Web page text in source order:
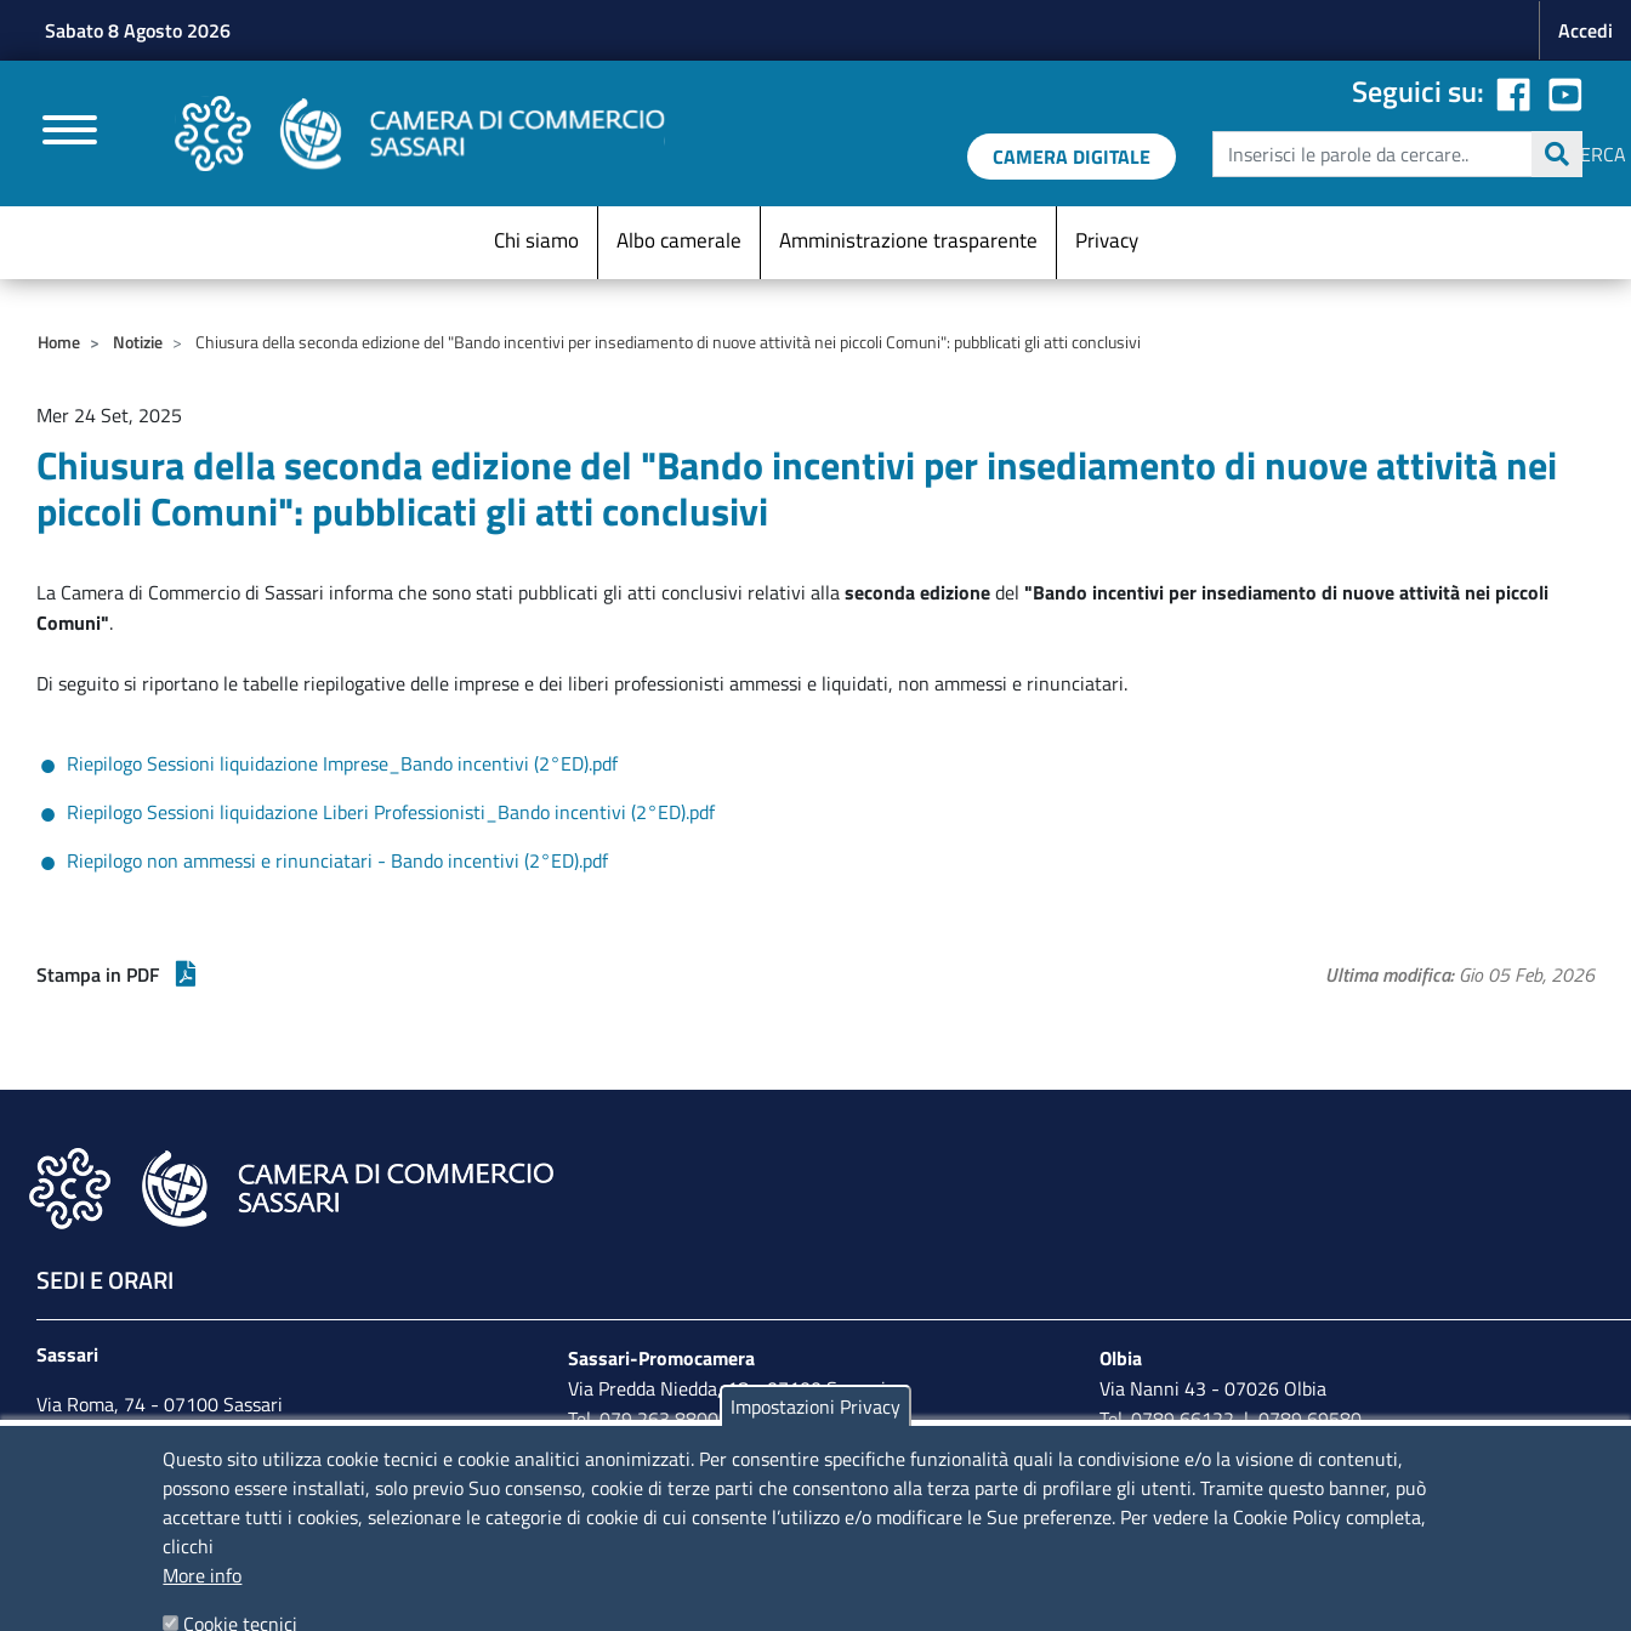
Sabato 8 Agosto 2026 Accedi
CAMERE DI COMMERCIO D'ITALIA
Seguici su:
CAMERA DIGITALE Cerca
CERCA
Menu Statico
Chi siamo Albo camerale Amministrazione trasparente Privacy
Home Notizie Chiusura della seconda edizione del "Bando incentivi per insediamento di nuove attività nei piccoli Comuni": pubblicati gli atti conclusivi
Mer 24 Set, 2025
Chiusura della seconda edizione del "Bando incentivi per insediamento di nuove attività nei
piccoli Comuni": pubblicati gli atti conclusivi
La Camera di Commercio di Sassari informa che sono stati pubblicati gli atti conclusivi relativi allaseconda edizionedel "Bando incentivi per insediamento di nuove attività nei piccoli
Comuni".
Di seguito si riportano le tabelle riepilogative delle imprese e dei liberi professionisti ammessi e liquidati, non ammessi e rinunciatari.
Riepilogo Sessioni liquidazione Imprese_Bando incentivi (2°ED).pdf
Riepilogo Sessioni liquidazione Liberi Professionisti_Bando incentivi (2°ED).pdf
Riepilogo non ammessi e rinunciatari - Bando incentivi (2°ED).pdf
Stampa in PDF Ultima modifica Gio 05 Feb, 2026
SEDI E ORARI
Sassari
Via Roma, 74 - 07100 Sassari
Tel. 079 2080274
lunedì - venerdì: 10,00 - 13,00; mercoledì pomeriggio:
Sassari-Promocamera
Via Predda Niedda, 18 - 07100 Sassari
Tel. 079 263 8800 | Fax 079 2638810
lunedì al venerdì: 10,00 - 13,00; mercoledì pomeriggio:
15,30 - 17,00
Olbia
Via Nanni 43 - 07026 Olbia
Tel. 0789 66122 | 0789 69580
mail:ufficio.olbia@ss.camcom.it
lunedì al venerdì: 9,00 - 12,00; lunedì pomeriggio: 16,00 -
17,00
Impostazioni Privacy
Questo sito utilizza cookie tecnici e cookie analitici anonimizzati. Per consentire specifiche funzionalità quali la condivisione e/o la visione di contenuti,
possono essere installati, solo previo Suo consenso, cookie di terze parti che consentono alla terza parte di profilare gli utenti. Tramite questo banner, può
accettare tutti i cookies, selezionare le categorie di cookie di cui consente l’utilizzo e/o modificare le Sue preferenze. Per vedere la Cookie Policy completa,
clicchi
More info
Cookie tecnici